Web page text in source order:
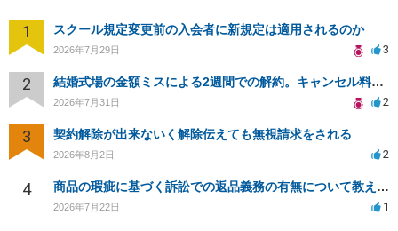
1 スクール規定変更前の入会者に新規定は適用されるのか
2026年7月29日 3
2 結婚式場の金額ミスによる2週間での解約。キャンセル料10万円の免除は可能か。
2026年7月31日 2
3 契約解除が出来ないく解除伝えても無視請求をされる
2026年8月2日 2
4 商品の瑕疵に基づく訴訟での返品義務の有無について教えてください
2026年7月22日 1